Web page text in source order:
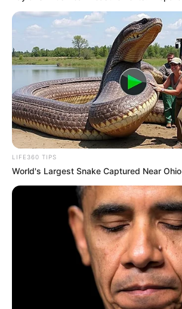
LIFE360 TIPS
World's Largest Snake Captured Near Ohio